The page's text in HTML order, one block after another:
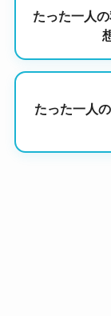
たった一人
たった一人